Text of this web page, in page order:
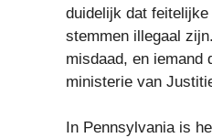
duidelijk dat feitelijke
stemmen illegaal
misdaad, en iemand
ministerie van
In Pennsylvania is